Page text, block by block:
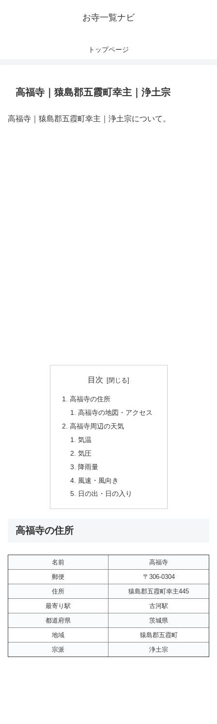
お寺一覧ナビ
トップページ
高福寺｜猿島郡五霞町幸主｜浄土宗
高福寺｜猿島郡五霞町幸主｜浄土宗について。
目次
高福寺の住所
高福寺の地図・アクセス
高福寺周辺の天気
気温
気圧
降雨量
風速・風向き
日の出・日の入り
高福寺の住所
名前
高福寺
郵便
〒306-0304
住所
猿島郡五霞町幸主445
最寄り駅
古河駅
都道府県
茨城県
地域
猿島郡五霞町
宗派
浄土宗